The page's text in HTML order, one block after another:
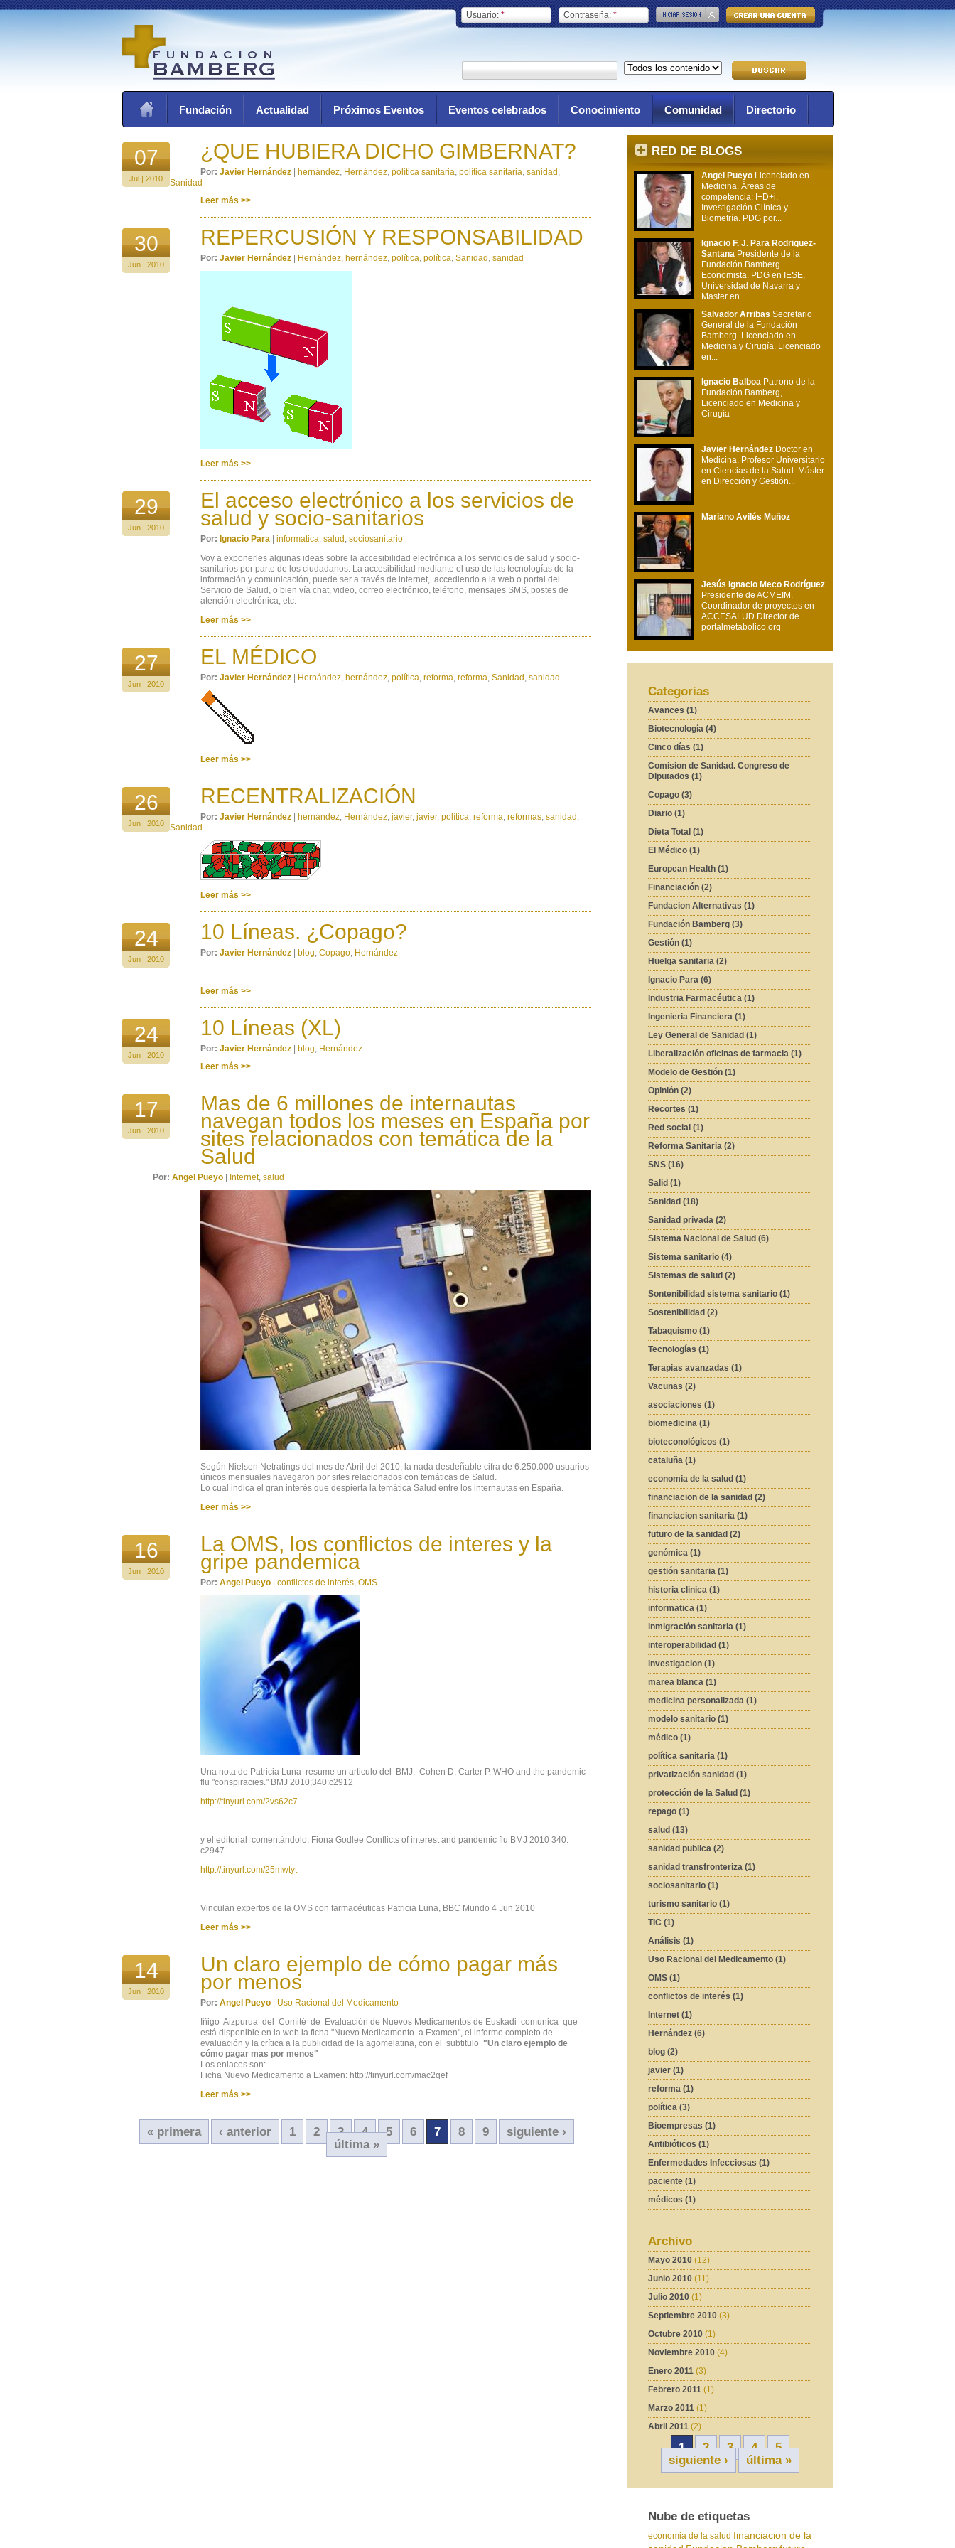
Usuario: * Contraseña: *
Fundación Actualidad Próximos Eventos Eventos celebrados Conocimiento Comunidad Directorio
RED DE BLOGS
Angel Pueyo Licenciado en
Medicina. Áreas de
competencia: I+D+i,
Investigación Clínica y
Biometría. PDG por...
Ignacio F. J. Para Rodriguez-
Santana Presidente de la
Fundación Bamberg.
Economista. PDG en IESE,
Universidad de Navarra y
Master en...
Salvador Arribas Secretario
General de la Fundación
Bamberg. Licenciado en
Medicina y Cirugía. Licenciado
en...
Ignacio Balboa Patrono de la
Fundación Bamberg,
Licenciado en Medicina y
Cirugía
Javier Hernández Doctor en
Medicina. Profesor Universitario
en Ciencias de la Salud. Máster
en Dirección y Gestión...
Mariano Avilés Muñoz
Jesús Ignacio Meco Rodríguez
Presidente de ACMEIM.
Coordinador de proyectos en
ACCESALUD Director de
portalmetabolico.org
Categorias
Avances (1)
Biotecnología (4)
Cinco días (1)
Comision de Sanidad. Congreso de
Diputados (1)
Copago (3)
Diario (1)
Dieta Total (1)
El Médico (1)
European Health (1)
Financiación (2)
Fundacion Alternativas (1)
Fundación Bamberg (3)
Gestión (1)
Huelga sanitaria (2)
Ignacio Para (6)
Industria Farmacéutica (1)
Ingenieria Financiera (1)
Ley General de Sanidad (1)
Liberalización oficinas de farmacia (1)
Modelo de Gestión (1)
Opinión (2)
Recortes (1)
Red social (1)
Reforma Sanitaria (2)
SNS (16)
Salid (1)
Sanidad (18)
Sanidad privada (2)
Sistema Nacional de Salud (6)
Sistema sanitario (4)
Sistemas de salud (2)
Sontenibilidad sistema sanitario (1)
Sostenibilidad (2)
Tabaquismo (1)
Tecnologías (1)
Terapias avanzadas (1)
Vacunas (2)
asociaciones (1)
biomedicina (1)
bioteconológicos (1)
cataluña (1)
economia de la salud (1)
financiacion de la sanidad (2)
financiacion sanitaria (1)
futuro de la sanidad (2)
genómica (1)
gestión sanitaria (1)
historia clinica (1)
informatica (1)
inmigración sanitaria (1)
interoperabilidad (1)
investigacion (1)
marea blanca (1)
medicina personalizada (1)
modelo sanitario (1)
médico (1)
política sanitaria (1)
privatización sanidad (1)
protección de la Salud (1)
repago (1)
salud (13)
sanidad publica (2)
sanidad transfronteriza (1)
sociosanitario (1)
turismo sanitario (1)
TIC (1)
Análisis (1)
Uso Racional del Medicamento (1)
OMS (1)
conflictos de interés (1)
Internet (1)
Hernández (6)
blog (2)
javier (1)
reforma (1)
política (3)
Bioempresas (1)
Antibióticos (1)
Enfermedades Infecciosas (1)
paciente (1)
médicos (1)
Archivo
Mayo 2010 (12)
Junio 2010 (11)
Julio 2010 (1)
Septiembre 2010 (3)
Octubre 2010 (1)
Noviembre 2010 (4)
Enero 2011 (3)
Febrero 2011 (1)
Marzo 2011 (1)
Abril 2011 (2)
1 2 3 4
5
siguiente ›
última »
Nube de etiquetas
economia de la salud financiacion de la
07
Jul | 2010
¿QUE HUBIERA DICHO GIMBERNAT?
Por: Javier Hernández hernández, Hernández, política sanitaria, política sanitaria, sanidad ,
Sanidad
Leer más >>
30
Jun | 2010
REPERCUSIÓN Y RESPONSABILIDAD
Por: Javier Hernández Hernández, hernández, política, política, Sanidad , sanidad
Leer más >>
29
Jun | 2010
El acceso electrónico a los servicios de
salud y socio-sanitarios
Por: Ignacio Para informatica, salud , sociosanitario
Voy a exponerles algunas ideas sobre la accesibilidad electrónica a los servicios de salud y socio-
sanitarios por parte de los ciudadanos. La accesibilidad mediante el uso de las tecnologías de la
información y comunicación, puede ser a través de internet, accediendo a la web o portal del
Servicio de Salud, o bien vía chat, video, correo electrónico, teléfono, mensajes SMS, postes de
atención electrónica, etc.
Leer más >>
27
Jun | 2010
EL MÉDICO
Por: Javier Hernández Hernández, hernández, política, reforma, reforma, Sanidad , sanidad
Leer más >>
26
Jun | 2010
RECENTRALIZACIÓN
Por: Javier Hernández hernández, Hernández, javier, javier, política, reforma, reformas, sanidad ,
Sanidad
Leer más >>
24
Jun | 2010
10 Líneas. ¿Copago?
Por: Javier Hernández blog, Copago, Hernández
Leer más >>
24
Jun | 2010
10 Líneas (XL)
Por: Javier Hernández blog, Hernández
Leer más >>
17
Jun | 2010
Mas de 6 millones de internautas
navegan todos los meses en España por
sites relacionados con temática de la
Salud
Por: Angel Pueyo Internet, salud
Según Nielsen Netratings del mes de Abril del 2010, la nada desdeñable cifra de 6.250.000 usuarios
únicos mensuales navegaron por sites relacionados con temáticas de Salud.
Lo cual indica el gran interés que despierta la temática Salud entre los internautas en España.
Leer más >>
16
Jun | 2010
La OMS, los conflictos de interes y la
gripe pandemica
Por: Angel Pueyo conflictos de interés, OMS
Una nota de Patricia Luna resume un articulo del BMJ, Cohen D, Carter P. WHO and the pandemic
flu "conspiracies." BMJ 2010;340:c2912
http://tinyurl.com/2vs62c7
y el editorial comentándolo: Fiona Godlee Conflicts of interest and pandemic flu BMJ 2010 340:
c2947
http://tinyurl.com/25mwtyt
Vinculan expertos de la OMS con farmacéuticas Patricia Luna, BBC Mundo 4 Jun 2010
Leer más >>
14
Jun | 2010
Un claro ejemplo de cómo pagar más
por menos
Por: Angel Pueyo
Uso Racional del Medicamento
Iñigo Aizpurua del Comité de Evaluación de Nuevos Medicamentos de Euskadi comunica que
está disponible en la web la ficha "Nuevo Medicamento a Examen", el informe completo de
evaluación y la crítica a la publicidad de la agomelatina, con el subtitulo "Un claro ejemplo de
cómo pagar mas por menos"
Los enlaces son:
Ficha Nuevo Medicamento a Examen: http://tinyurl.com/mac2qef
Leer más >>
« primera ‹ anterior 1 2 3 4 5 6 7 8 9
siguiente ›
última »